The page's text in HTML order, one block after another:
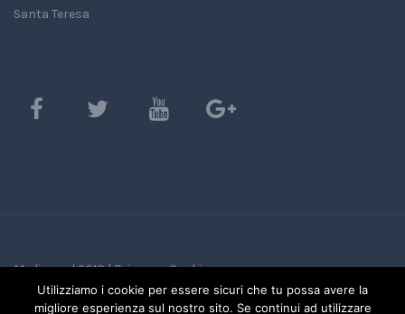
Santa Teresa
Mediasard 2018 |Privacy e Cookie
Utilizziamo i cookie per essere sicuri che tu possa avere la
migliore esperienza sul nostro sito. Se continui ad utilizzare